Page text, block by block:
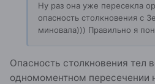
Ну раз она уже пересекла
опасность столкновения с
миновала))) Правильно я
Опасность столкновения тел
одномоментном пересечении